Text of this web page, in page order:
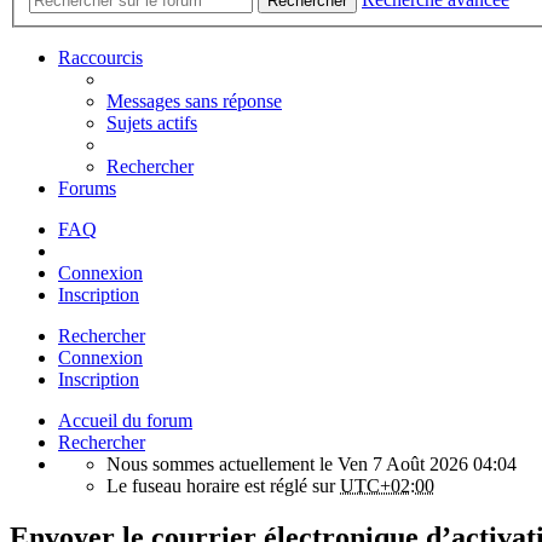
Raccourcis
Messages sans réponse
Sujets actifs
Rechercher
Forums
FAQ
Connexion
Inscription
Rechercher
Connexion
Inscription
Accueil du forum
Rechercher
Nous sommes actuellement le Ven 7 Août 2026 04:04
Le fuseau horaire est réglé surUTC+02:00